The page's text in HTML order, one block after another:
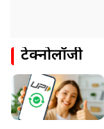
टेक्नोलॉजी